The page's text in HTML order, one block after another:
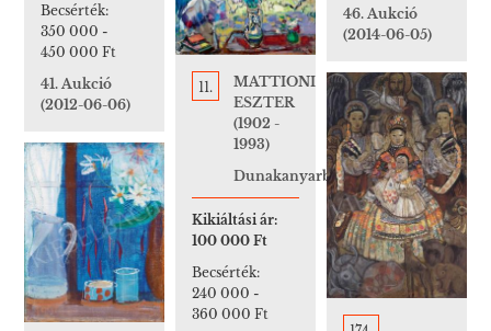
46. Aukció
(2014-06-05)
Becsérték:
350 000 -
450 000 Ft
41. Aukció
(2012-06-06)
11.
MATTIONI
ESZTER
(1902 -
1993)
Dunakanyarban
Kikiáltási ár:
100 000 Ft
Becsérték:
240 000 -
360 000 Ft